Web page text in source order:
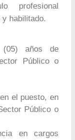
profesional
habilitado.
(05) años de
Público o
el puesto, en
Público o
en cargos